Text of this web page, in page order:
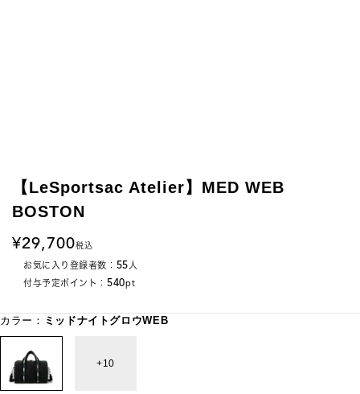
【LeSportsac Atelier】MED WEB
BOSTON
29,700税込
お気に入り登録者数： 55人
付与予定ポイント： 540pt
カラー： ミッドナイトグロウWEB
10